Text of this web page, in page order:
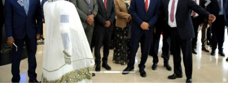
Previous Next